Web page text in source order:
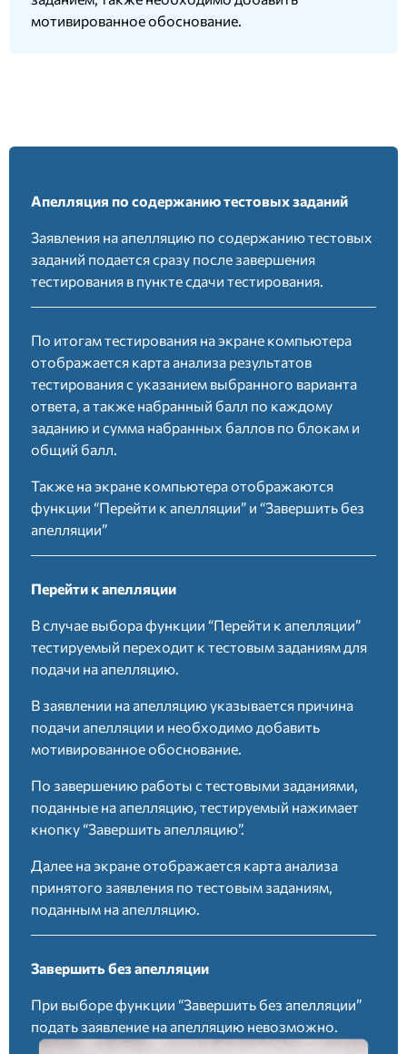
мотивированное обоснование.
Апелляция по содержанию тестовых заданий
Заявления на апелляцию по содержанию тестовых
заданий подается сразу после завершения
тестирования в пункте сдачи тестирования.
По итогам тестирования на экране компьютера
отображается карта анализа результатов
тестирования с указанием выбранного варианта
ответа, а также набранный балл по каждому
заданию и сумма набранных баллов по блокам и
общий балл.
Также на экране компьютера отображаются
функции “Перейти к апелляции” и “Завершить без
апелляции”
Перейти к апелляции
В случае выбора функции “Перейти к апелляции”
тестируемый переходит к тестовым заданиям для
подачи на апелляцию.
В заявлении на апелляцию указывается причина
подачи апелляции и необходимо добавить
мотивированное обоснование.
По завершению работы с тестовыми заданиями,
поданные на апелляцию, тестируемый нажимает
кнопку “Завершить апелляцию”.
Далее на экране отображается карта анализа
принятого заявления по тестовым заданиям,
поданным на апелляцию.
Завершить без апелляции
При выборе функции “Завершить без апелляции”
подать заявление на апелляцию невозможно.